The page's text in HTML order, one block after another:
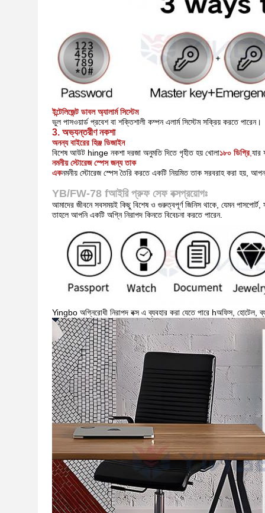
ইন্টেলিজেন্ট ডাবল অ্যালার্ম সিস্টেম
ভুল পাসওয়ার্ড প্রবেশ বা শক্তিশালী কম্পন এলার্ম সিস্টেম সক্রিয় করতে পারেন।
3. অভ্যন্তরীণ নকশা
অনন্য বাইরের হিঞ্জ ডিজাইন
বিশেষ আউট hinge নকশা দরজা অনুমতি দিতে গৃহীত হয় খোলা১৮০ ডিগ্রি যার
নমনীয় স্টোরেজ স্পেস জন্য তাক
একনমনীয় স্টোরেজ স্পেস তৈরি করতে একটি নিয়মিত তাক সরবরাহ করা হয়,
YB/FW-78 fআইরি প্রুফ সেফ বক্সপ্রয়োগঃ
আমাদের জীবনে সবসময়ই কিছু বিশেষ ও গুরুত্বপূর্ণ জিনিস থাকে, যেমন পাসপোর্ট,
তাহলে আপনি একটি অগ্নি নিরাপদ কিনতে বিবেচনা করতে পারেন.
Yingbo অগ্নিরোধী নিরাপদ বক্স এ ব্যবহার করা যেতে পারে hঅফিস, হোটেল,